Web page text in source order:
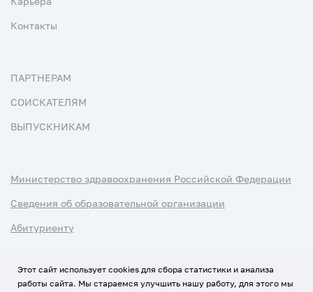
Контакты
ПАРТНЕРАМ
СОИСКАТЕЛЯМ
ВЫПУСКНИКАМ
Министерство здравоохранения Российской Федерации
Сведения об образовательной организации
Абитуриенту
Этот сайт использует cookies для сбора статистики и анализа
работы сайта. Мы стараемся улучшить нашу работу, для этого мы